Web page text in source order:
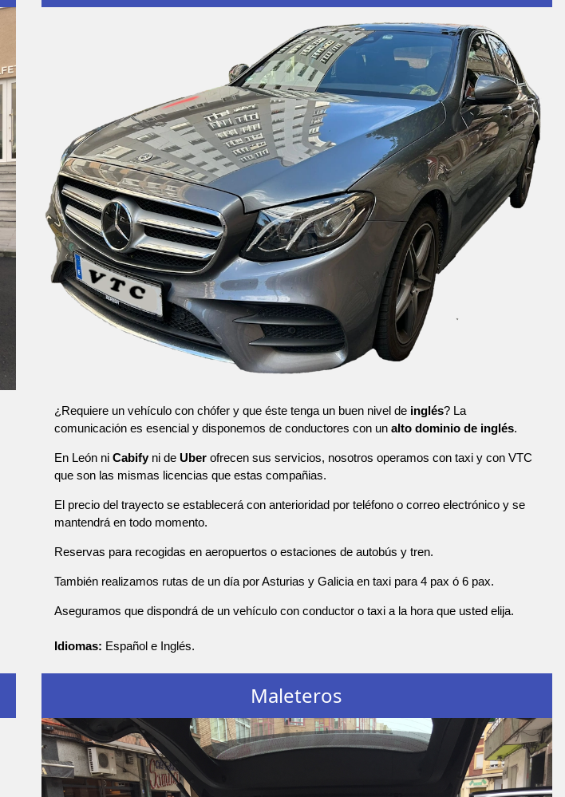
¿Requiere un vehículo con chófer y que éste tenga un buen nivel de inglés? La
comunicación es esencial y disponemos de conductores con un alto dominio de inglés.
En León ni Cabifyni de Uberofrecen sus servicios, nosotros operamos con taxi y con VTC
que son las mismas licencias que estas compañias.
El precio del trayecto se establecerá con anterioridad por teléfono o correo electrónico y se
mantendrá en todo momento.
Reservas para recogidas en aeropuertos o estaciones de autobús y tren.
También realizamos rutas de un día por Asturias y Galicia en taxi para 4 pax ó 6 pax.
Aseguramos que dispondrá de un vehículo con conductor o taxi a la hora que usted elija.
Idiomas: Español e Inglés.
Maleteros